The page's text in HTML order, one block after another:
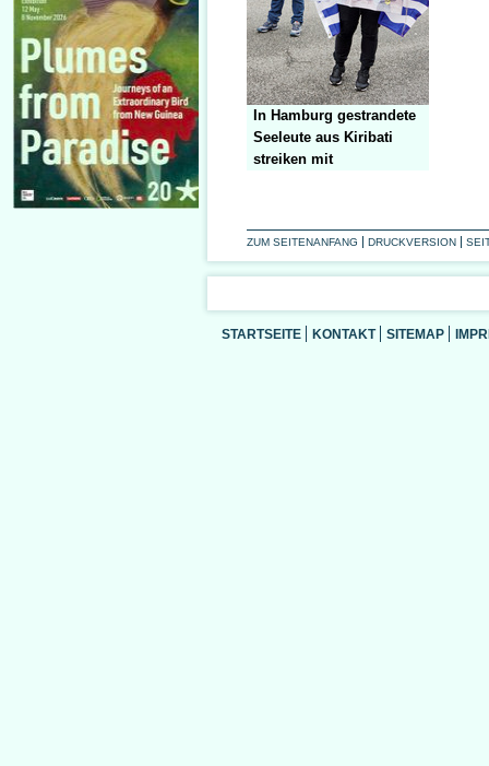
In Hamburg gestrandete
Seeleute aus Kiribati
streiken mit
ZUM SEITENANFANG DRUCKVERSION
STARTSEITE KONTAKT SITEMAP